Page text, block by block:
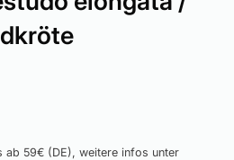
ab 59€ (DE), weitere infos unter